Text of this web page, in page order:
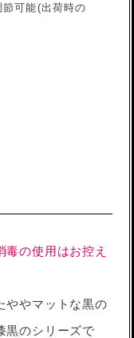
可能(出荷時の
の使用はお控え
ややマットな黒の
黒のシリーズで